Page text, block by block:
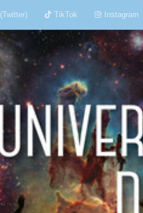
(Twitter) TikTok Instagram